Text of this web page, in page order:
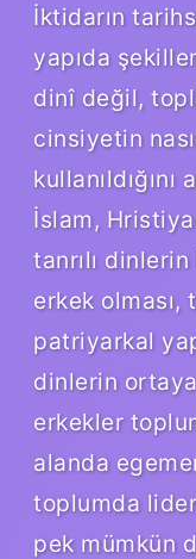
İktidarın
yapıda
dinî değil,
cinsiyetin
kullanıldığını
İslam,
tanrılı
erkek
patriyarkal
dinlerin ortaya
erkekler
alanda
toplumda
pek mümkün